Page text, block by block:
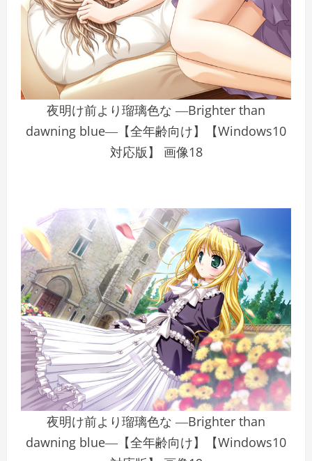
夜明け前より瑠璃色な ―Brighter than
dawning blue―【全年齢向け】【Windows10
対応版】 画像18
夜明け前より瑠璃色な ―Brighter than
dawning blue―【全年齢向け】【Windows10